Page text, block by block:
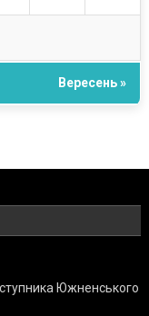
Вересень »
Южненського